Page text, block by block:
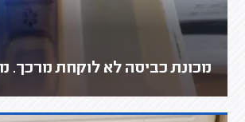
מכונת כביסה לא לוקחת מרכך.